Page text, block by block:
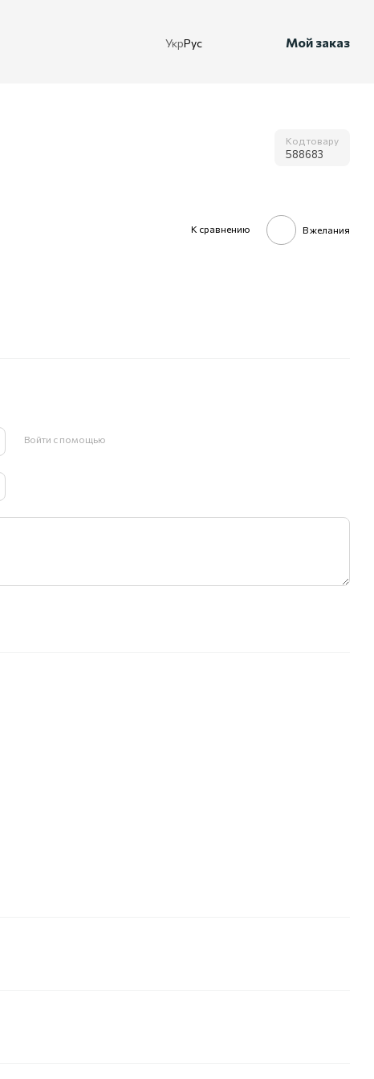
УкрРус Мой заказ
Код товару
588683
К сравнению В желания
Войти с помощью